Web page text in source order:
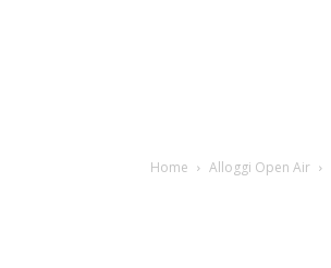
Home Alloggi Open Air